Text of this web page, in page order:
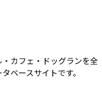
カフェ・ドッグランを全
ベースサイトです。